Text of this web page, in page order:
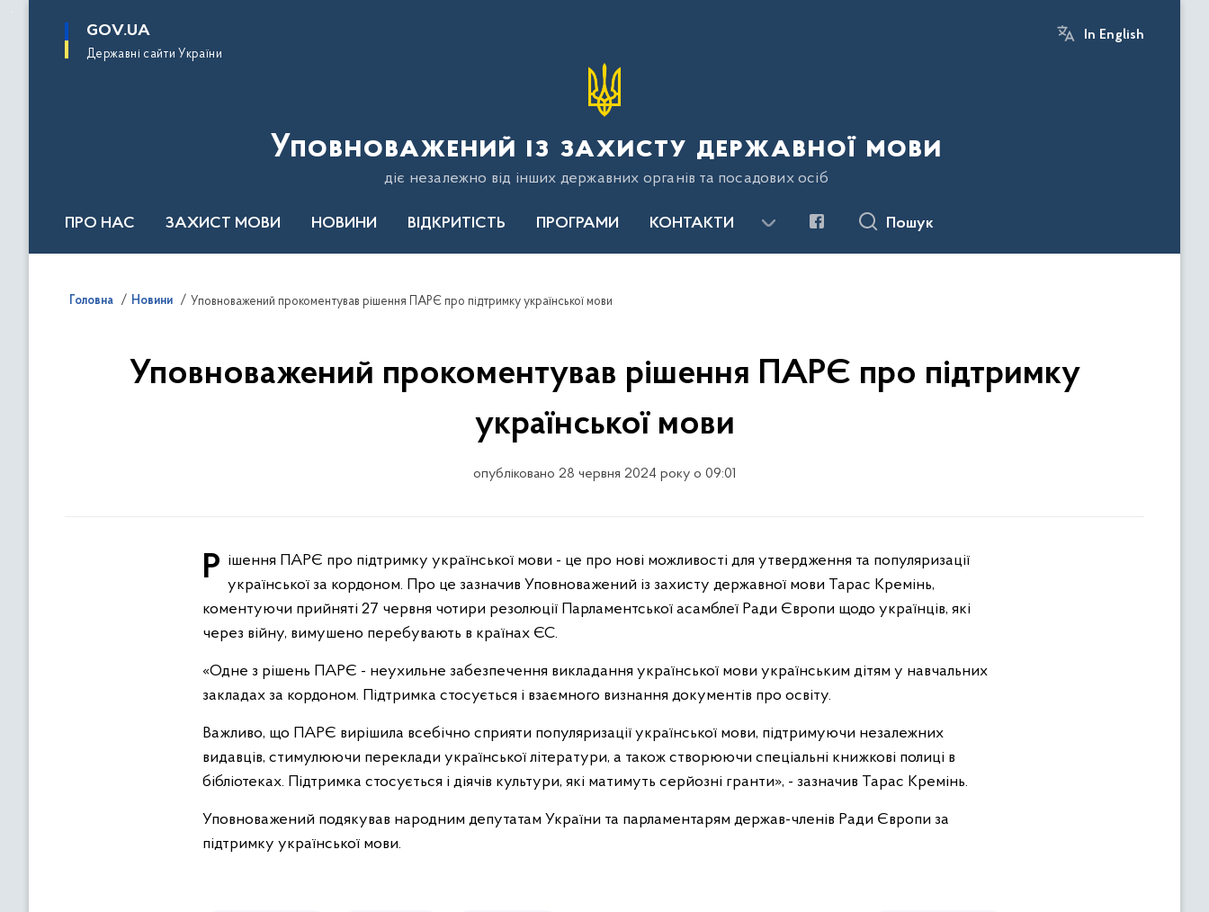
основного
GOV.UA
Державні сайти України
In English
Уповноважений із захисту державної мови
діє незалежно від інших державних органів та посадових осіб
ПРО НАС ЗАХИСТ МОВИ НОВИНИ ВІДКРИТІСТЬ ПРОГРАМИ КОНТАКТИ Пошук
Головна Новини Уповноважений прокоментував рішення ПАРЄ про підтримку української мови
Уповноважений прокоментував рішення ПАРЄ про підтримку
української мови
опубліковано 28 червня 2024 року о 09:01
Рішення ПАРЄ про підтримку української мови - це про нові можливості для утвердження та популяризації української за кордоном. Про це зазначив Уповноважений із захисту державної мови Тарас Кремінь,
коментуючи прийняті 27 червня чотири резолюції Парламентської асамблеї Ради Європи щодо українців, які
через війну, вимушено перебувають в країнах ЄС.
«Одне з рішень ПАРЄ - неухильне забезпечення викладання української мови українським дітям у навчальних
закладах за кордоном. Підтримка стосується і взаємного визнання документів про освіту.
Важливо, що ПАРЄ вирішила всебічно сприяти популяризації української мови, підтримуючи незалежних
видавців, стимулюючи переклади української літератури, а також створюючи спеціальні книжкові полиці в
бібліотеках. Підтримка стосується і діячів культури, які матимуть серйозні гранти», - зазначив Тарас Кремінь.
Уповноважений подякував народним депутатам України та парламентарям держав-членів Ради Європи за
підтримку української мови.